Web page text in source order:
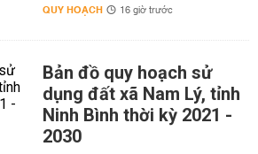
QUY HOẠCH 16 giờ trước
Bản đồ quy hoạch sử
dụng đất xã Nam Lý, tỉnh
Ninh Bình thời kỳ 2021 -
2030